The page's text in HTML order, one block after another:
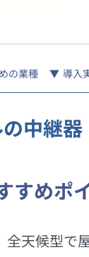
の業種 導入
中継器
すめポ
天候型で